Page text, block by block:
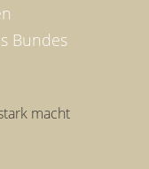
Bundes
macht